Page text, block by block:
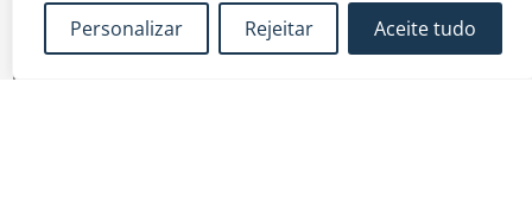
Personalizar Rejeitar Aceite tudo
FUNDEC – Associação para a Formação e o